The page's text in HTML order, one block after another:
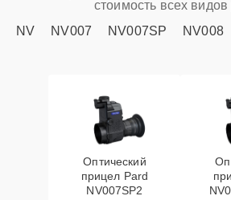
стоимость всех видов
NV
NV007 NV007SP NV008
Оптический
прицел Pard
NV007SP2